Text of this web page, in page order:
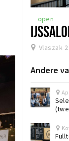
open
Vlaszak
Andere